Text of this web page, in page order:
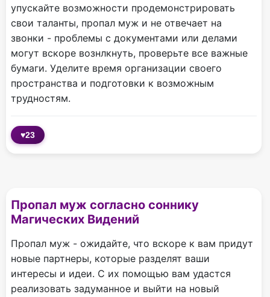
упускайте возможности продемонстрировать
свои таланты, пропал муж и не отвечает на
звонки - проблемы с документами или делами
могут вскоре вознлкнуть, проверьте все важные
бумаги. Уделите время организации своего
пространства и подготовки к возможным
трудностям.
♥23
Пропал муж согласно соннику
Магических Видений
Пропал муж - ожидайте, что вскоре к вам придут
новые партнеры, которые разделят ваши
интересы и идеи. С их помощью вам удастся
реализовать задуманное и выйти на новый